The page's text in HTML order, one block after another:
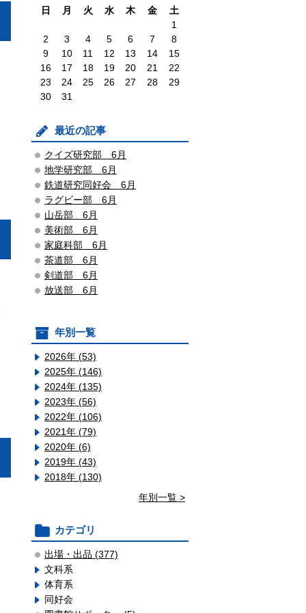
日 月 火 水 木 金
土
1
2
3 4 5 6 7
8
9
10 11 12 13 14
15
16
17 18 19 20 21
22
23
24 25 26 27 28
29
30
31
最近の記事
クイズ研究部 6月
地学研究部 6月
鉄道研究同好会 6月
ラグビー部 6月
山岳部 6月
美術部 6月
家庭科部 6月
茶道部 6月
剣道部 6月
放送部 6月
年別一覧
2026年 (53)
2025年 (146)
2024年 (135)
2023年 (56)
2022年 (106)
2021年 (79)
2020年 (6)
2019年 (43)
2018年 (130)
年別一覧 >
カテゴリ
出場・出品 (377)
文科系
体育系
同好会